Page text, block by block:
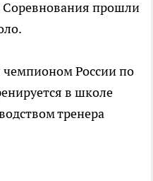
Соревнования прошли
чемпионом России по
в школе
тренера